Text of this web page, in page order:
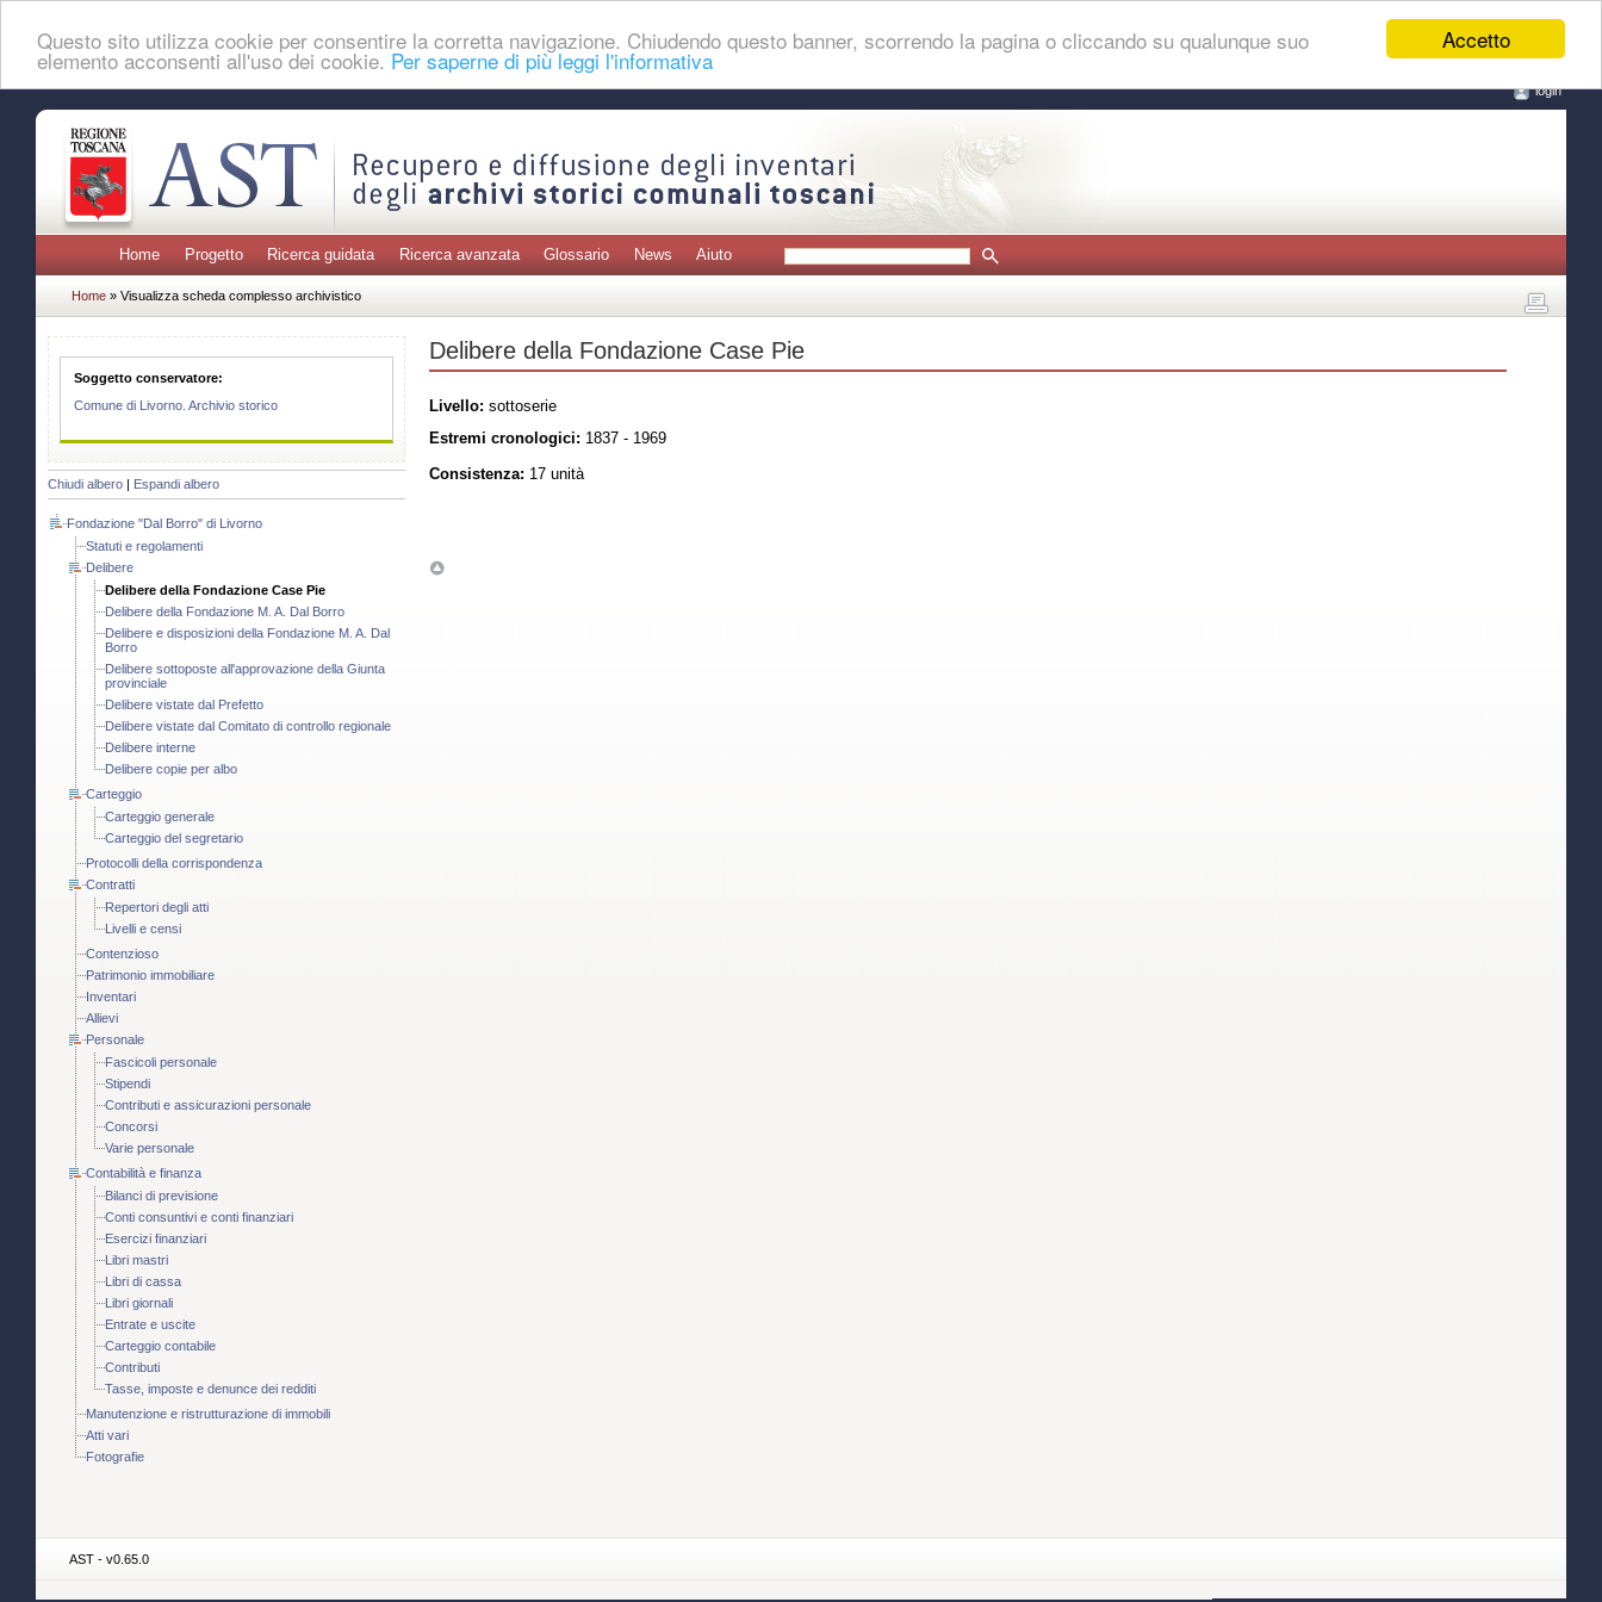
Accetto
Questo sito utilizza cookie per consentire la corretta navigazione. Chiudendo questo banner, scorrendo la pagina o cliccando su qualunque suo
elemento acconsenti all'uso dei cookie. Per saperne di più leggi l'informativa
login
Home Progetto Ricerca guidata Ricerca avanzata Glossario News Aiuto
Home » Visualizza scheda complesso archivistico
Soggetto conservatore:
Comune di Livorno. Archivio storico
Chiudi albero Espandi albero
Fondazione "Dal Borro" di Livorno
Statuti e regolamenti
Delibere
Delibere della Fondazione Case Pie
Delibere della Fondazione M. A. Dal Borro
Delibere e disposizioni della Fondazione M. A. Dal
Borro
Delibere sottoposte all'approvazione della Giunta
provinciale
Delibere vistate dal Prefetto
Delibere vistate dal Comitato di controllo regionale
Delibere interne
Delibere copie per albo
Carteggio
Carteggio generale
Carteggio del segretario
Protocolli della corrispondenza
Contratti
Repertori degli atti
Livelli e censi
Contenzioso
Patrimonio immobiliare
Inventari
Allievi
Personale
Fascicoli personale
Stipendi
Contributi e assicurazioni personale
Concorsi
Varie personale
Contabilità e finanza
Bilanci di previsione
Conti consuntivi e conti finanziari
Esercizi finanziari
Libri mastri
Libri di cassa
Libri giornali
Entrate e uscite
Carteggio contabile
Contributi
Tasse, imposte e denunce dei redditi
Manutenzione e ristrutturazione di immobili
Atti vari
Fotografie
Delibere della Fondazione Case Pie
Livello: sottoserie
Estremi cronologici: 1837 - 1969
Consistenza: 17 unità
AST - v0.65.0